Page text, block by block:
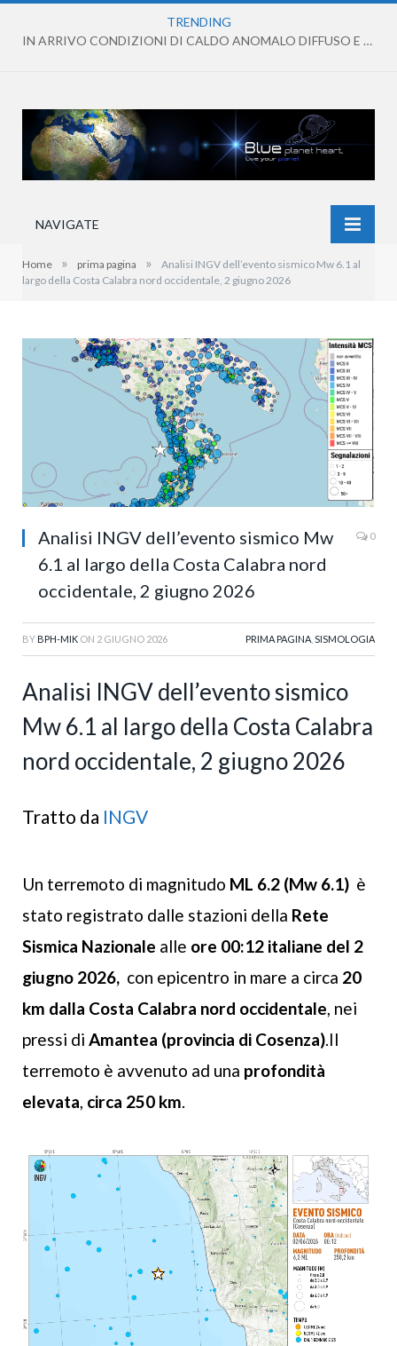
TRENDING
IN ARRIVO CONDIZIONI DI CALDO ANOMALO DIFFUSO E PERSISTENTE
NAVIGATE
Home » prima pagina »
Analisi INGV dell’evento sismico Mw 6.1 al
largo della Costa Calabra nord occidentale, 2 giugno 2026
Analisi INGV dell’evento sismico Mw
6.1 al largo della Costa Calabra nord
occidentale, 2 giugno 2026
0
BY BPH-MIK ON 2 GIUGNO 2026 PRIMA PAGINA SISMOLOGIA
Analisi INGV dell’evento sismico
Mw 6.1 al largo della Costa Calabra
nord occidentale, 2 giugno 2026
Tratto da INGV
Un terremoto di magnitudo ML 6.2 (Mw 6.1) è
stato registrato dalle stazioni della Rete
Sismica Nazionale alle ore 00:12 italiane del 2
giugno 2026, con epicentro in mare a circa 20
km dalla Costa Calabra nord occidentale, nei
pressi di Amantea (provincia di Cosenza).Il
terremoto è avvenuto ad una profondità
elevata, circa 250 km.